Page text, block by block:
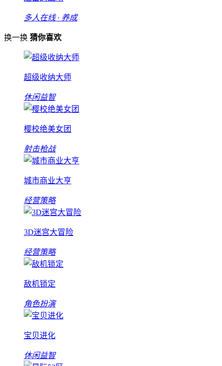
多人在线 · 养成
换一换 猜你喜欢
超级收纳大师
休闲益智
樱校绝美女团
射击枪战
城市商业大亨
经营策略
3D迷宫大冒险
经营策略
敌机锁定
角色扮演
宝贝进化
休闲益智